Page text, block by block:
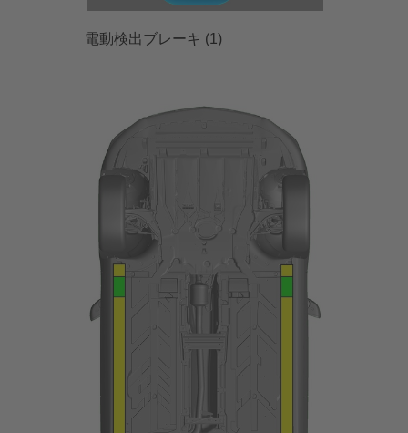
電動検出ブレーキ (1)